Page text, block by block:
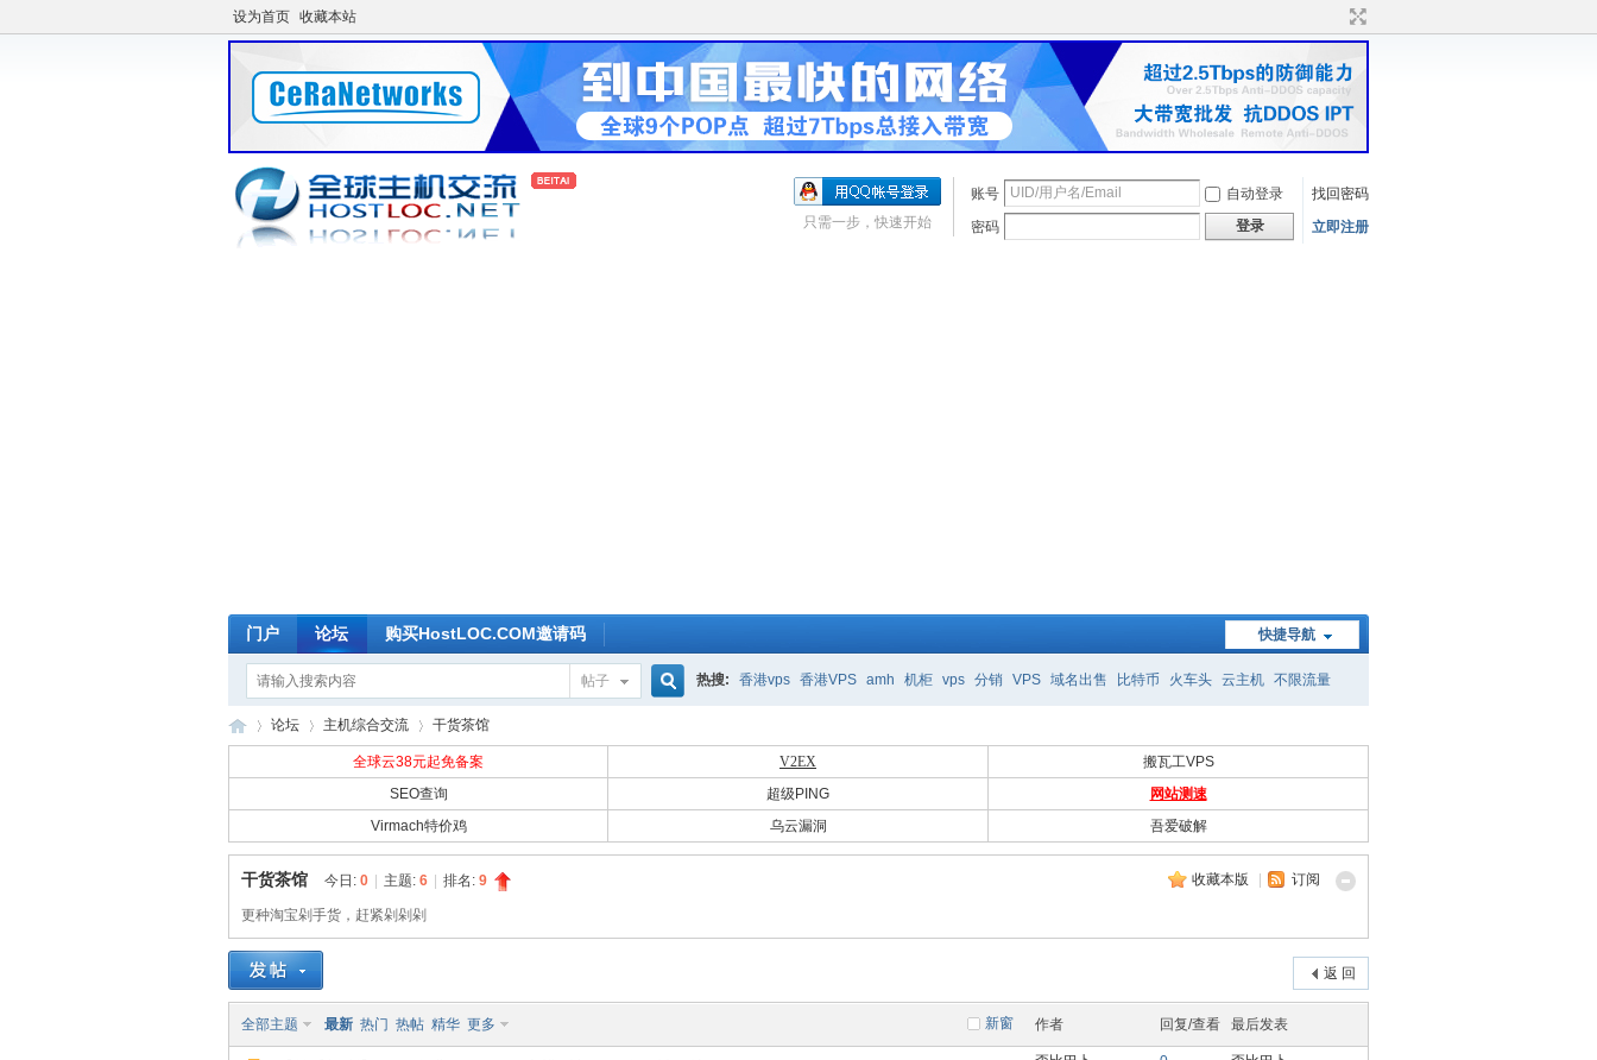
设为首页 收藏本站
账号 自动登录
找回密码
密码
登录 立即注册
只需一步，快速开始
快捷导航
门户 论坛 购买HostLOC.COM邀请码
帖子 热搜: 香港vps 香港VPS amh 机柜 vps 分销 VPS 域名出售 比特币 火车头 云主机 不限流量
论坛 主机综合交流
›
干货茶馆
全球云38元起免备案 V2EX
搬瓦工VPS
SEO查询
超级PING
网站测速
Virmach特价鸡
乌云漏洞 吾爱破解
收藏本版 订阅
干货茶馆 今日: 0 主题: 6 排名: 9
更种淘宝剁手货，赶紧剁剁剁
返 回
新窗
全部主题 最新 热门 热帖 精华 更多 作者 回复/查看 最后发表